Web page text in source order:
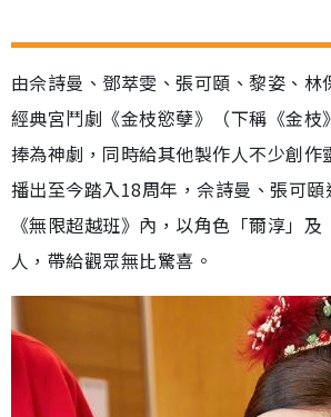
由佘詩曼、鄧萃雯、張可頤、黎姿、林
經典宮鬥劇《金枝慾孽》（下稱《金枝
捧為神劇，同時給其他製作人不少創作
播出至今踏入18周年，佘詩曼、張可
《無限超越班》內，以角色「爾淳」
人，帶給觀眾無比驚喜。